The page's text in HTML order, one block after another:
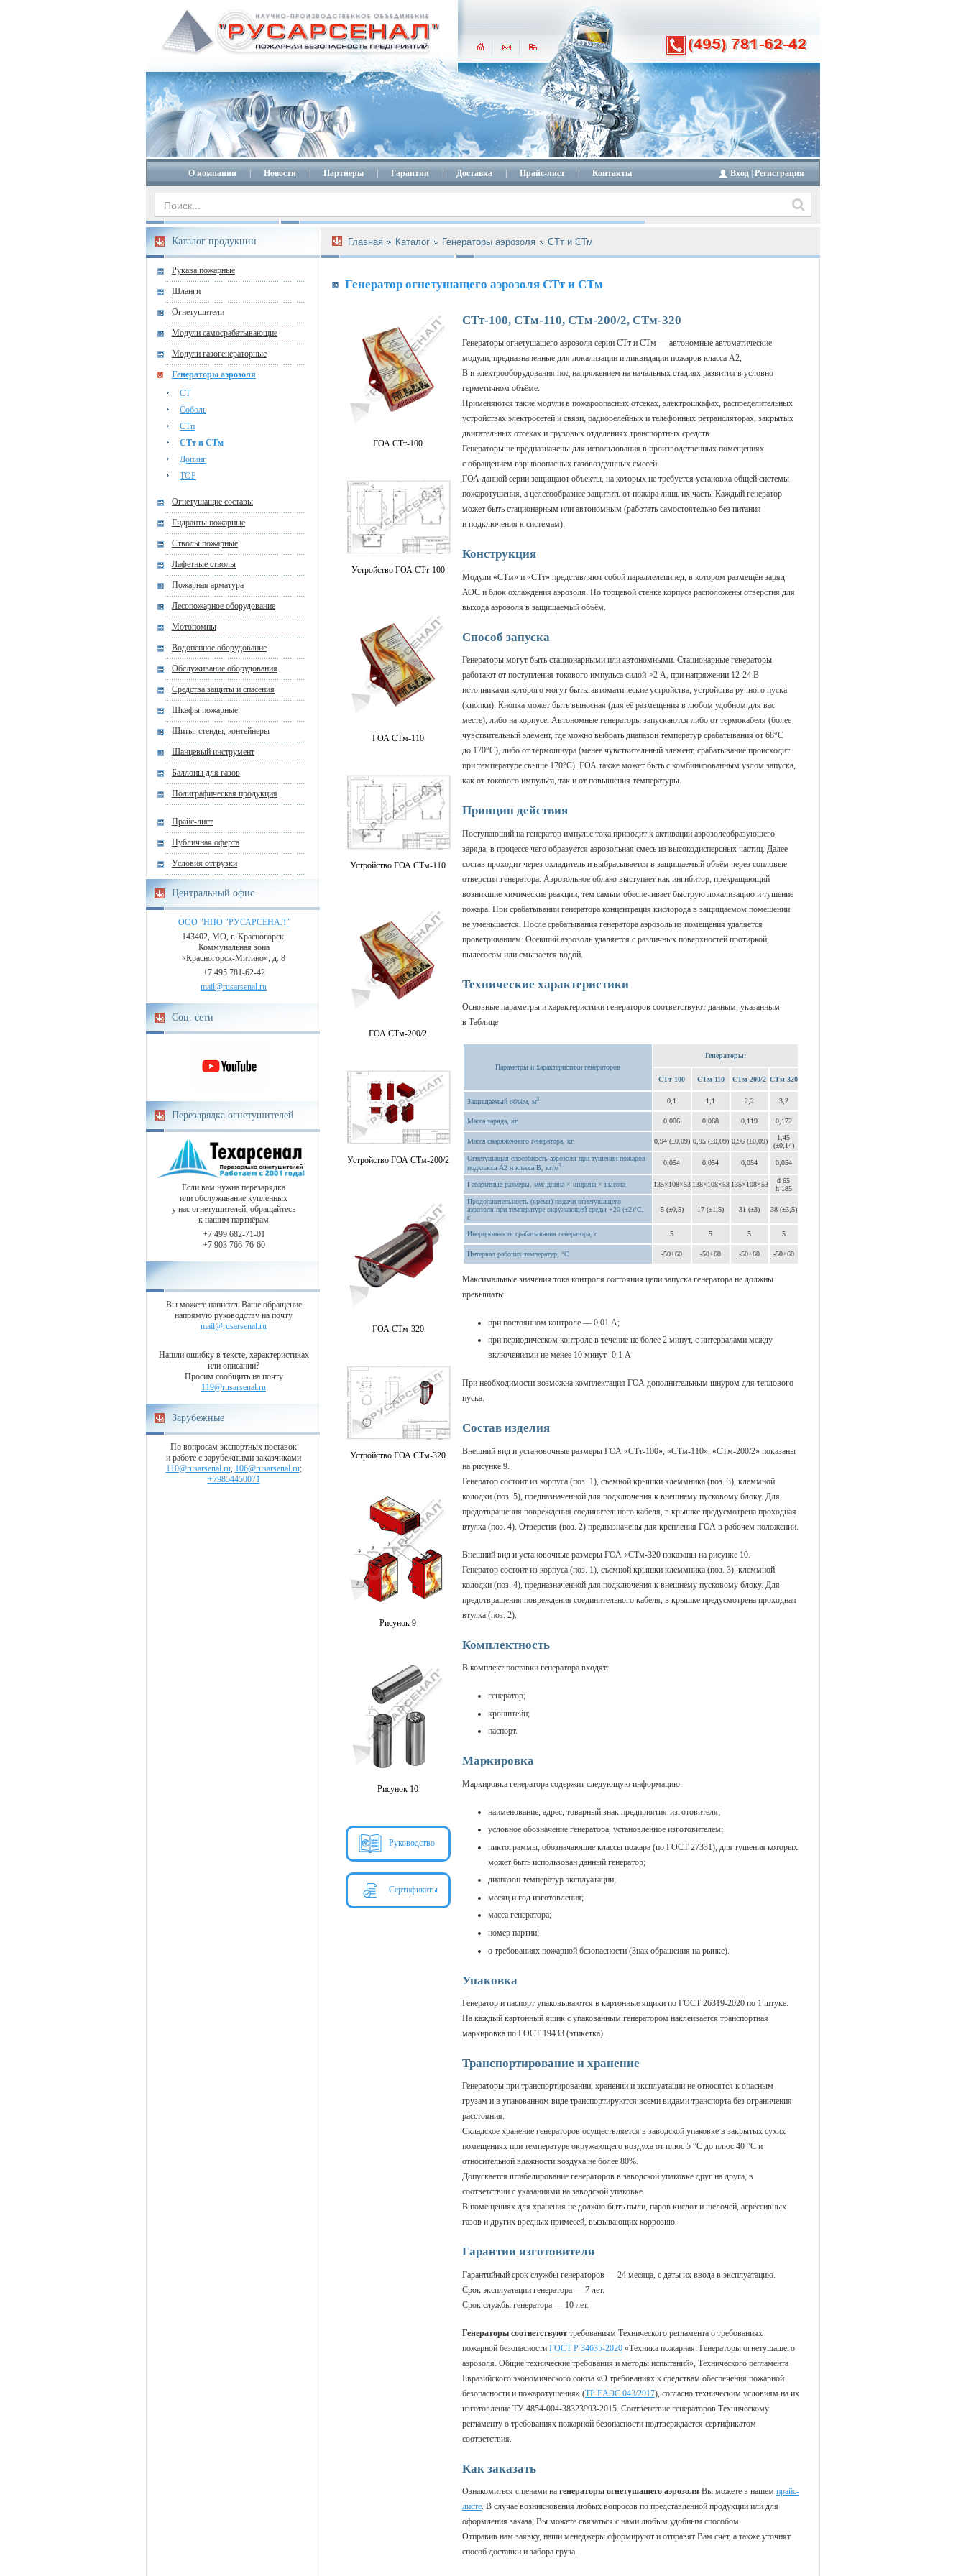
О компании Новости Партнеры Гарантии Доставка Прайс-лист Контакты Вход Регистрация
Каталог продукции
Рукава пожарные
Шланги
Огнетушители
Модули самосрабатывающие
Модули газогенераторные
Генераторы аэрозоля
СТ
Соболь
СТп
СТт и СТм
Допинг
ТОР
Огнетушащие составы
Гидранты пожарные
Стволы пожарные
Лафетные стволы
Пожарная арматура
Лесопожарное оборудование
Мотопомпы
Водопенное оборудование
Обслуживание оборудования
Средства защиты и спасения
Шкафы пожарные
Щиты, стенды, контейнеры
Шанцевый инструмент
Баллоны для газов
Полиграфическая продукция
Прайс-лист
Публичная оферта
Условия отгрузки
Центральный офис
ООО "НПО "РУСАРСЕНАЛ"
143402, МО, г. Красногорск,
Коммунальная зона
«Красногорск-Митино», д. 8
+7 495 781-62-42
mail@rusarsenal.ru
Соц. сети
Перезарядка огнетушителей
Если вам нужна перезарядка
или обслуживание купленных
у нас огнетушителей, обращайтесь
к нашим партнёрам
+7 499 682-71-01
+7 903 766-76-60
Вы можете написать Ваше обращение
напрямую руководству на почту
mail@rusarsenal.ru
Нашли ошибку в тексте, характеристиках
или описании?
Просим сообщить на почту
119@rusarsenal.ru
Зарубежные
По вопросам экспортных поставок
и работе с зарубежными заказчиками
110@rusarsenal.ru, 106@rusarsenal.ru;
+79854450071
Главная Каталог Генераторы аэрозоля СТт и СТм
Генератор огнетушащего аэрозоля СТт и СТм
ГОА СТт-100
Устройство ГОА СТт-100
ГОА СТм-110
Устройство ГОА СТм-110
ГОА СТм-200/2
Устройство ГОА СТм-200/2
ГОА СТм-320
Устройство ГОА СТм-320
Рисунок 9
Рисунок 10
Руководство
Сертификаты
СТт-100, СТм-110, СТм-200/2, СТм-320
Генераторы огнетушащего аэрозоля серии СТт и СТм — автономные автоматические
модули, предназначенные для локализации и ликвидации пожаров класса А2,
В и электрооборудования под напряжением на начальных стадиях развития в условно-
герметичном объёме.
Применяются такие модули в пожароопасных отсеках, электрошкафах, распределительных
устройствах электросетей и связи, радиорелейных и телефонных ретрансляторах, закрытых
двигательных отсеках и грузовых отделениях транспортных средств.
Генераторы не предназначены для использования в производственных помещениях
с обращением взрывоопасных газовоздушных смесей.
ГОА данной серии защищают объекты, на которых не требуется установка общей системы
пожаротушения, а целесообразнее защитить от пожара лишь их часть. Каждый генератор
может быть стационарным или автономным (работать самостоятельно без питания
и подключения к системам).
Конструкция
Модули «СТм» и «СТт» представляют собой параллелепипед, в котором размещён заряд
АОС и блок охлаждения аэрозоля. По торцевой стенке корпуса расположены отверстия для
выхода аэрозоля в защищаемый объём.
Способ запуска
Генераторы могут быть стационарными или автономными. Стационарные генераторы
работают от поступления токового импульса силой >2 А, при напряжении 12-24 В
источниками которого могут быть: автоматические устройства, устройства ручного пуска
(кнопки). Кнопка может быть выносная (для её размещения в любом удобном для вас
месте), либо на корпусе. Автономные генераторы запускаются либо от термокабеля (более
чувствительный элемент, где можно выбрать диапазон температур срабатывания от 68°С
до 170°С), либо от термошнура (менее чувствительный элемент, срабатывание происходит
при температуре свыше 170°С). ГОА также может быть с комбинированным узлом запуска,
как от токового импульса, так и от повышения температуры.
Принцип действия
Поступающий на генератор импульс тока приводит к активации аэрозолеобразующего
заряда, в процессе чего образуется аэрозольная смесь из высокодисперсных частиц. Далее
состав проходит через охладитель и выбрасывается в защищаемый объём через сопловые
отверстия генератора. Аэрозольное облако выступает как ингибитор, прекращающий
возникшие химические реакции, тем самым обеспечивает быструю локализацию и тушение
пожара. При срабатывании генератора концентрация кислорода в защищаемом помещении
не уменьшается. После срабатывания генератора аэрозоль из помещения удаляется
проветриванием. Осевший аэрозоль удаляется с различных поверхностей протиркой,
пылесосом или смывается водой.
Технические характеристики
Основные параметры и характеристики генераторов соответствуют данным, указанным
в Таблице
Параметры и характеристики генераторов
Генераторы:
СТт-100 СТм-110 СТм-200/2 СТм-320
Защищаемый объём, м3 0,1 1,1 2,2 3,2
Масса заряда, кг 0,006 0,068 0,119 0,172
Масса снаряженного генератора, кг 0,94 (±0,09) 0,95 (±0,09) 0,96 (±0,09)
1,45
(±0,14)
Огнетушащая способность аэрозоля при тушении пожаров
подкласса А2 и класса В, кг/м3 0,054 0,054 0,054 0,054
Габаритные размеры, мм: длина × ширина × высота 135×108×53 138×108×53 135×108×53
d 65
h 185
Продолжительность (время) подачи огнетушащего
аэрозоля при температуре окружающей среды +20 (±2)°С,
с
5 (±0,5) 17 (±1,5) 31 (±3) 38 (±3,5)
Инерционность срабатывания генератора, с 5 5 5 5
Интервал рабочих температур, °С -50+60 -50+60 -50+60 -50+60
Максимальные значения тока контроля состояния цепи запуска генератора не должны
превышать:
при постоянном контроле — 0,01 А;
при периодическом контроле в течение не более 2 минут, с интервалами между
включениями не менее 10 минут- 0,1 А
При необходимости возможна комплектация ГОА дополнительным шнуром для теплового
пуска.
Состав изделия
Внешний вид и установочные размеры ГОА «СТт-100», «СТм-110», «СТм-200/2» показаны
на рисунке 9.
Генератор состоит из корпуса (поз. 1), съемной крышки клеммника (поз. 3), клеммной
колодки (поз. 5), предназначенной для подключения к внешнему пусковому блоку. Для
предотвращения повреждения соединительного кабеля, в крышке предусмотрена проходная
втулка (поз. 4). Отверстия (поз. 2) предназначены для крепления ГОА в рабочем положении.
Внешний вид и установочные размеры ГОА «СТм-320 показаны на рисунке 10.
Генератор состоит из корпуса (поз. 1), съемной крышки клеммника (поз. 3), клеммной
колодки (поз. 4), предназначенной для подключения к внешнему пусковому блоку. Для
предотвращения повреждения соединительного кабеля, в крышке предусмотрена проходная
втулка (поз. 2).
Комплектность
В комплект поставки генератора входят:
генератор;
кронштейн;
паспорт.
Маркировка
Маркировка генератора содержит следующую информацию:
наименование, адрес, товарный знак предприятия-изготовителя;
условное обозначение генератора, установленное изготовителем;
пиктограммы, обозначающие классы пожара (по ГОСТ 27331), для тушения которых
может быть использован данный генератор;
диапазон температур эксплуатации;
месяц и год изготовления;
масса генератора;
номер партии;
о требованиях пожарной безопасности (Знак обращения на рынке).
Упаковка
Генератор и паспорт упаковываются в картонные ящики по ГОСТ 26319-2020 по 1 штуке.
На каждый картонный ящик с упакованным генератором наклеивается транспортная
маркировка по ГОСТ 19433 (этикетка).
Транспортирование и хранение
Генераторы при транспортировании, хранении и эксплуатации не относятся к опасным
грузам и в упакованном виде транспортируются всеми видами транспорта без ограничения
расстояния.
Складское хранение генераторов осуществляется в заводской упаковке в закрытых сухих
помещениях при температуре окружающего воздуха от плюс 5 °С до плюс 40 °С и
относительной влажности воздуха не более 80%.
Допускается штабелирование генераторов в заводской упаковке друг на друга, в
соответствии с указаниями на заводской упаковке.
В помещениях для хранения не должно быть пыли, паров кислот и щелочей, агрессивных
газов и других вредных примесей, вызывающих коррозию.
Гарантии изготовителя
Гарантийный срок службы генераторов — 24 месяца, с даты их ввода в эксплуатацию.
Срок эксплуатации генератора — 7 лет.
Срок службы генератора — 10 лет.
Генераторы соответствуюттребованиям Технического регламента о требованиях
пожарной безопасности ГОСТ Р 34635-2020«Техника пожарная. Генераторы огнетушащего
аэрозоля. Общие технические требования и методы испытаний», Технического регламента
Евразийского экономического союза «О требованиях к средствам обеспечения пожарной
безопасности и пожаротушения» (ТР ЕАЭС 043/2017), согласно техническим условиям на их
изготовление ТУ 4854-004-38323993-2015. Соответствие генераторов Техническому
регламенту о требованиях пожарной безопасности подтверждается сертификатом
соответствия.
Как заказать
Ознакомиться с ценами на генераторы огнетушащего аэрозоля Вы можете в нашем прайс-
листе. В случае возникновения любых вопросов по представленной продукции или для
оформления заказа, Вы можете связаться с нами любым удобным способом.
Отправив нам заявку, наши менеджеры сформируют и отправят Вам счёт, а также уточнят
способ доставки и забора груза.